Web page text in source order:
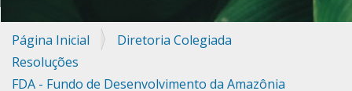
Página Inicial
Diretoria Colegiada
Resoluções
FDA - Fundo de Desenvolvimento da Amazônia